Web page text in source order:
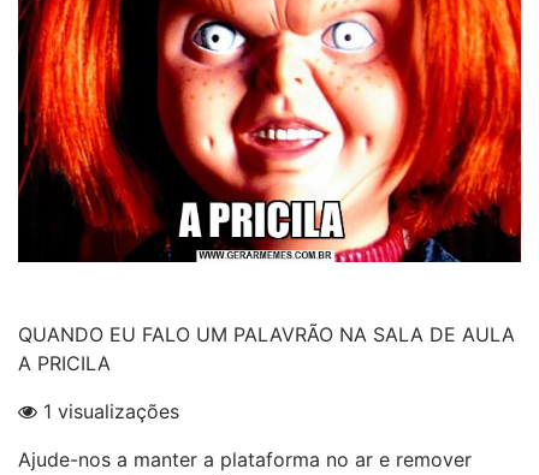
QUANDO EU FALO UM PALAVRÃO NA SALA DE AULA
A PRICILA
1 visualizações
Ajude-nos a manter a plataforma no ar e remover